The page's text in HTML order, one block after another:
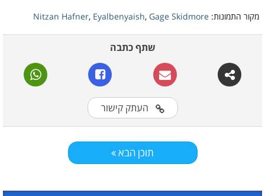
מקור התמונות: Nitzan Hafner, Eyalbenyaish, Gage Skidmore
שתף כתבה
העתק קישור
תוכן הבא